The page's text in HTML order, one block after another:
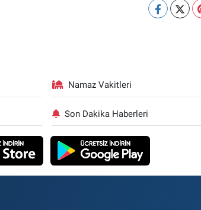
Namaz Vakitleri
Son Dakika Haberleri